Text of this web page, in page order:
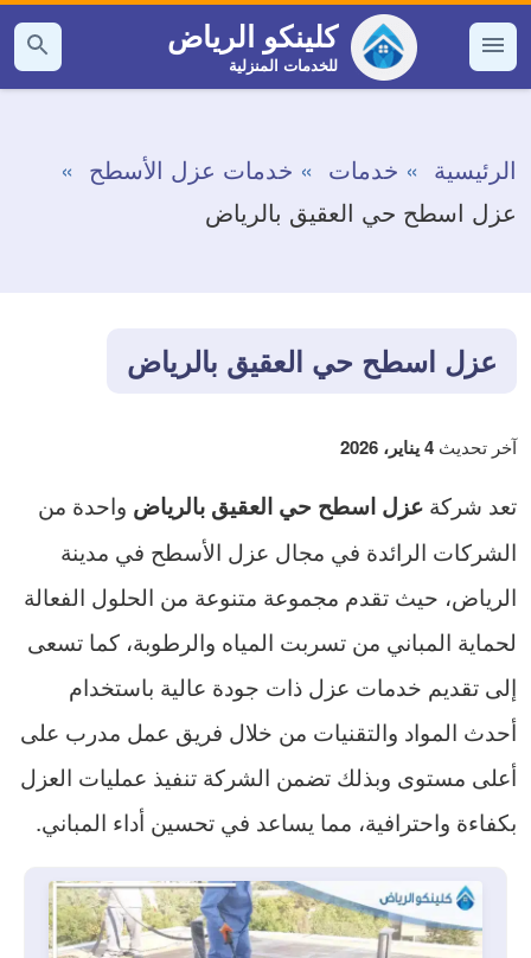
التجاوز
إلى القائمة
كلينكو الرياض
للخدمات المنزلية
بحث
عن
الرئيسية خدمات
خدمات عزل الأسطح
عزل اسطح حي العقيق بالرياض
عزل اسطح حي العقيق بالرياض
آخر تحديث 4 يناير، 2026
تعد شركة عزل اسطح حي العقيق بالرياض واحدة من
الشركات الرائدة في مجال عزل الأسطح في مدينة
الرياض، حيث تقدم مجموعة متنوعة من الحلول الفعالة
لحماية المباني من تسربت المياه والرطوبة، كما تسعى
إلى تقديم خدمات عزل ذات جودة عالية باستخدام
أحدث المواد والتقنيات من خلال فريق عمل مدرب على
أعلى مستوى وبذلك تضمن الشركة تنفيذ عمليات العزل
بكفاءة واحترافية، مما يساعد في تحسين أداء المباني.